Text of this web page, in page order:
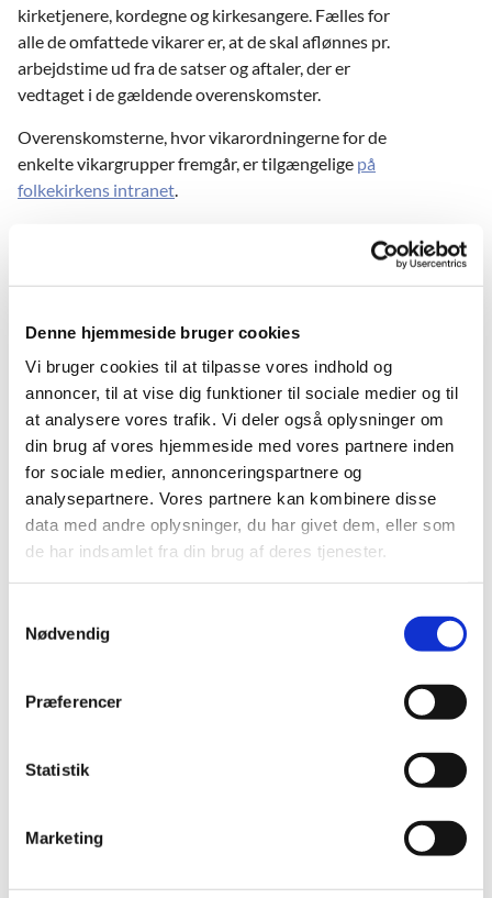
Denne hjemmeside bruger cookies
Vi bruger cookies til at tilpasse vores indhold og
annoncer, til at vise dig funktioner til sociale medier og til
at analysere vores trafik. Vi deler også oplysninger om
din brug af vores hjemmeside med vores partnere inden
for sociale medier, annonceringspartnere og
analysepartnere. Vores partnere kan kombinere disse
data med andre oplysninger, du har givet dem, eller som
de har indsamlet fra din brug af deres tjenester.
Nødvendig
Præferencer
Statistik
Marketing
kirketjenere, kordegne og kirkesangere. Fælles for
alle de omfattede vikarer er, at de skal aflønnes pr.
arbejdstime ud fra de satser og aftaler, der er
vedtaget i de gældende overenskomster.
Overenskomsterne, hvor vikarordningerne for de
enkelte vikargrupper fremgår, er tilgængelige på
folkekirkens intranet.
som er under overenskomst. Disse skal anvendes ved
indberetning af løn for vikarerne for at sikre korrekt
kan downloades nedenfor.
Timesatser for de enkelte vikargrupper kan ses af
nedenstående oversigt.
Korsangereer fortsat ikke omfattet af overenskomst og kan
aflønnes frit efter aftale mellem menighedsrådet og medarbejderen.
Vedrørende forskellen på korsangere og kirkesangere henviser vi til
Landsforeningen af Menighedsråds vejledning.
Vikartakster
august 2026
Arbejdssedler for vikarer under